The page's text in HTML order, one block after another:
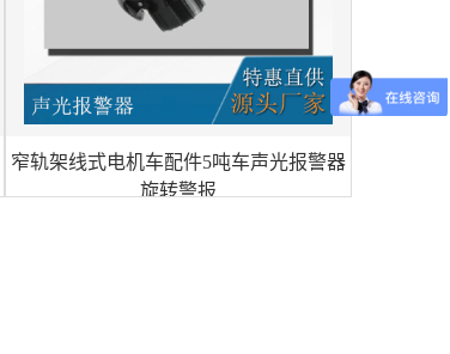
窄轨架线式电机车配件5吨车声光报警器
旋转警报